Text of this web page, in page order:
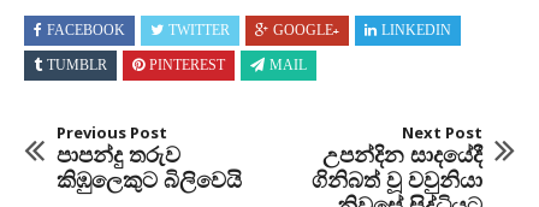
FACEBOOK TWITTER GOOGLE+ LINKEDIN
TUMBLR PINTEREST MAIL
Previous Post
පාපන්දු තරුව
කිඹුලෙකුට බිලිවෙයි
Next Post
උපන්දින සාදයේදී
ගිනිබත් වූ වවුනියා